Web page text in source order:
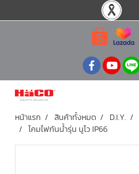
หน้าแรก สินค้าทั้งหมด D.I.Y.
โคมไฟกันน้ำรุ่น นูโว IP66